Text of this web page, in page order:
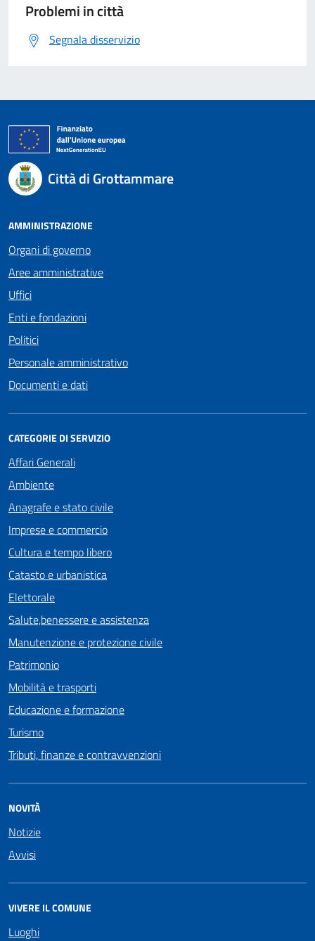
Problemi in città
Segnala disservizio
Città di Grottammare
AMMINISTRAZIONE
Organi di governo
Aree amministrative
Uffici
Enti e fondazioni
Politici
Personale amministrativo
Documenti e dati
CATEGORIE DI SERVIZIO
Affari Generali
Ambiente
Anagrafe e stato civile
Imprese e commercio
Cultura e tempo libero
Catasto e urbanistica
Elettorale
Salute,benessere e assistenza
Manutenzione e protezione civile
Patrimonio
Mobilità e trasporti
Educazione e formazione
Turismo
Tributi, finanze e contravvenzioni
NOVITÀ
Notizie
Avvisi
VIVERE IL COMUNE
Luoghi